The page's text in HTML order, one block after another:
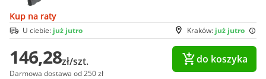
Kup na raty
Kraków: już jutro
U ciebie: już jutro
146,28zł/szt.
Darmowa dostawa od 250 zł
do koszyka